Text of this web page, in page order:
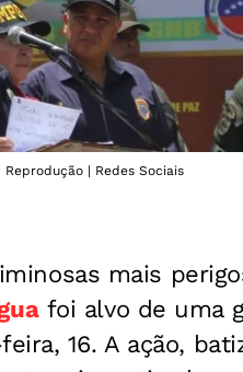
| Redes Sociais
mais
foi alvo de uma
16. A ação,